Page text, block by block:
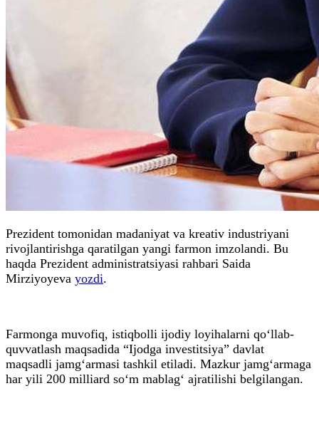
Prezident tomonidan madaniyat va kreativ industriyani
rivojlantirishga qaratilgan yangi farmon imzolandi. Bu
haqda Prezident administratsiyasi rahbari Saida
Mirziyoyeva yozdi.
Farmonga muvofiq, istiqbolli ijodiy loyihalarni qo‘llab-
quvvatlash maqsadida “Ijodga investitsiya” davlat
maqsadli jamg‘armasi tashkil etiladi. Mazkur jamg‘armaga
har yili 200 milliard so‘m mablag‘ ajratilishi belgilangan.